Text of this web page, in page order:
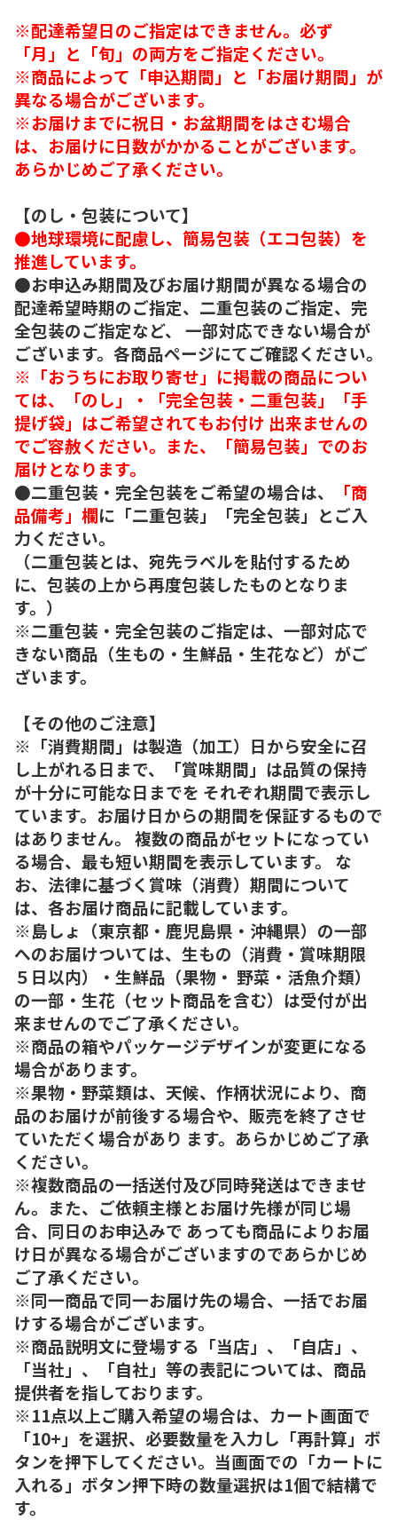
※配達希望日のご指定はできません。必ず
「月」と「旬」の両方をご指定ください。
※商品によって「申込期間」と「お届け期間」が
異なる場合がございます。
※お届けまでに祝日・お盆期間をはさむ場合
は、お届けに日数がかかることがございます。
あらかじめご了承ください。
【のし・包装について】
●地球環境に配慮し、簡易包装（エコ包装）を
推進しています。
●お申込み期間及びお届け期間が異なる場合の
配達希望時期のご指定、二重包装のご指定、完
全包装のご指定など、 一部対応できない場合が
ございます。各商品ページにてご確認ください。
※「おうちにお取り寄せ」に掲載の商品につい
ては、「のし」・「完全包装・二重包装」「手
提げ袋」はご希望されてもお付け 出来ませんの
でご容赦ください。また、「簡易包装」でのお
届けとなります。
●二重包装・完全包装をご希望の場合は、
「商
品備考」欄に「二重包装」「完全包装」とご入
力ください。
（二重包装とは、宛先ラベルを貼付するため
に、包装の上から再度包装したものとなりま
す。）
※二重包装・完全包装のご指定は、一部対応で
きない商品（生もの・生鮮品・生花など）がご
ざいます。
【その他のご注意】
※「消費期間」は製造（加工）日から安全に召
し上がれる日まで、「賞味期間」は品質の保持
が十分に可能な日までを それぞれ期間で表示し
ています。お届け日からの期間を保証するもので
はありません。 複数の商品がセットになってい
る場合、最も短い期間を表示しています。 な
お、法律に基づく賞味（消費）期間について
は、各お届け商品に記載しています。
※島しょ（東京都・鹿児島県・沖縄県）の一部
へのお届けついては、生もの（消費・賞味期限
５日以内）・生鮮品（果物・ 野菜・活魚介類）
の一部・生花（セット商品を含む）は受付が出
来ませんのでご了承ください。
※商品の箱やパッケージデザインが変更になる
場合があります。
※果物・野菜類は、天候、作柄状況により、商
品のお届けが前後する場合や、販売を終了させ
ていただく場合があり ます。あらかじめご了承
ください。
※複数商品の一括送付及び同時発送はできませ
ん。また、ご依頼主様とお届け先様が同じ場
合、同日のお申込みで あっても商品によりお届
け日が異なる場合がございますのであらかじめ
ご了承ください。
※同一商品で同一お届け先の場合、一括でお届
けする場合がございます。
※商品説明文に登場する「当店」、「自店」、
「当社」、「自社」等の表記については、商品
提供者を指しております。
※11点以上ご購入希望の場合は、カート画面で
「10+」を選択、必要数量を入力し「再計算」ボ
タンを押下してください。当画面での「カートに
入れる」ボタン押下時の数量選択は1個で結構で
す。